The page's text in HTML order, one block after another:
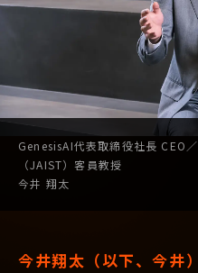
GenesisAI代表取締役社長 CEO／
（JAIST）客員教授
今井 翔太
今井翔太（以下、今井）